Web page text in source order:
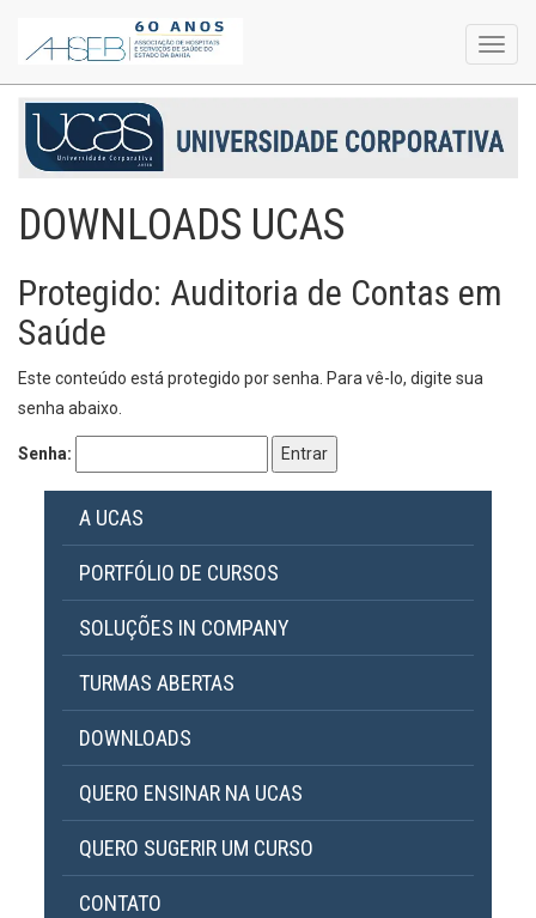
DOWNLOADS UCAS
Protegido: Auditoria de Contas em
Saúde
Este conteúdo está protegido por senha. Para vê-lo, digite sua
senha abaixo.
Senha:
A UCAS
PORTFÓLIO DE CURSOS
SOLUÇÕES IN COMPANY
TURMAS ABERTAS
DOWNLOADS
QUERO ENSINAR NA UCAS
QUERO SUGERIR UM CURSO
CONTATO